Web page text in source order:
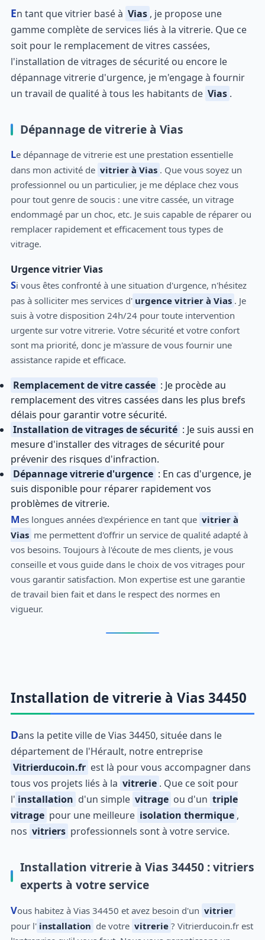
En tant que vitrier basé à Vias , je propose une
gamme complète de services liés à la vitrerie. Que ce
soit pour le remplacement de vitres cassées,
l'installation de vitrages de sécurité ou encore le
dépannage vitrerie d'urgence, je m'engage à fournir
un travail de qualité à tous les habitants de Vias .
Dépannage de vitrerie à Vias
Le dépannage de vitrerie est une prestation essentielle
dans mon activité de vitrier à Vias . Que vous soyez un
professionnel ou un particulier, je me déplace chez vous
pour tout genre de soucis : une vitre cassée, un vitrage
endommagé par un choc, etc. Je suis capable de réparer ou
remplacer rapidement et efficacement tous types de
vitrage.
Urgence vitrier Vias
Si vous êtes confronté à une situation d'urgence, n'hésitez
pas à solliciter mes services d' urgence vitrier à Vias . Je
suis à votre disposition 24h/24 pour toute intervention
urgente sur votre vitrerie. Votre sécurité et votre confort
sont ma priorité, donc je m'assure de vous fournir une
assistance rapide et efficace.
Remplacement de vitre cassée : Je procède au
remplacement des vitres cassées dans les plus brefs
délais pour garantir votre sécurité.
Installation de vitrages de sécurité : Je suis aussi en
mesure d'installer des vitrages de sécurité pour
prévenir des risques d'infraction.
Dépannage vitrerie d'urgence : En cas d'urgence, je
suis disponible pour réparer rapidement vos
problèmes de vitrerie.
Mes longues années d'expérience en tant que vitrier à
Vias me permettent d'offrir un service de qualité adapté à
vos besoins. Toujours à l'écoute de mes clients, je vous
conseille et vous guide dans le choix de vos vitrages pour
vous garantir satisfaction. Mon expertise est une garantie
de travail bien fait et dans le respect des normes en
vigueur.
Installation de vitrerie à Vias 34450
Dans la petite ville de Vias 34450, située dans le
département de l'Hérault, notre entreprise
Vitrierducoin.fr est là pour vous accompagner dans
tous vos projets liés à la vitrerie . Que ce soit pour
l' installation d'un simple vitrage ou d'un triple
vitrage pour une meilleure isolation thermique ,
nos vitriers professionnels sont à votre service.
Installation vitrerie à Vias 34450 : vitriers
experts à votre service
Vous habitez à Vias 34450 et avez besoin d'un vitrier
pour l' installation de votre vitrerie ? Vitrierducoin.fr est